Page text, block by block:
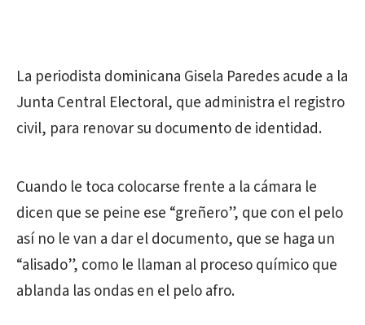
La periodista dominicana Gisela Paredes acude a la
Junta Central Electoral, que administra el registro
civil, para renovar su documento de identidad.
Cuando le toca colocarse frente a la cámara le
dicen que se peine ese “greñero”, que con el pelo
así no le van a dar el documento, que se haga un
“alisado”, como le llaman al proceso químico que
ablanda las ondas en el pelo afro.